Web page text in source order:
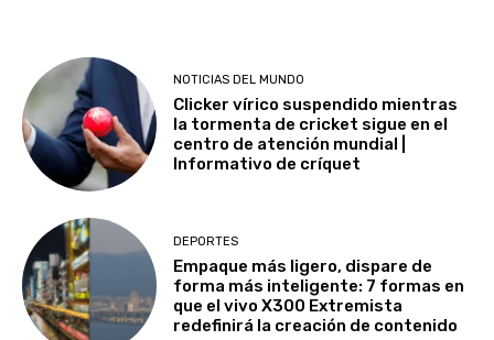
NOTICIAS DEL MUNDO
Clicker vírico suspendido mientras
la tormenta de cricket sigue en el
centro de atención mundial |
Informativo de críquet
DEPORTES
Empaque más ligero, dispare de
forma más inteligente: 7 formas en
que el vivo X300 Extremista
redefinirá la creación de contenido